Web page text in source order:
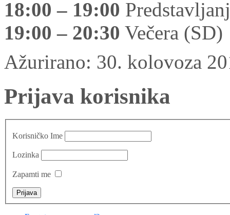
18:00 – 19:00
19:00 – 20:30 Večera (SD)
Ažurirano: 30. kolovoza
Prijava korisnika
Korisničko Ime
Lozinka
Zapamti me